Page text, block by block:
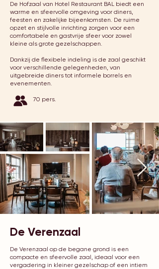
De Hofzaal van Hotel Restaurant BAL biedt een
warme en sfeervolle omgeving voor diners,
feesten en zakelijke bijeenkomsten. De ruime
opzet en stijlvolle inrichting zorgen voor een
comfortabele en gastvrije sfeer voor zowel
kleine als grote gezelschappen.
Dankzij de flexibele indeling is de zaal geschikt
voor verschillende gelegenheden, van
uitgebreide diners tot informele borrels en
evenementen.
70 pers.
De Verenzaal
De Verenzaal op de begane grond is een
compacte en sfeervolle zaal, ideaal voor een
vergadering in kleiner gezelschap of een intiem